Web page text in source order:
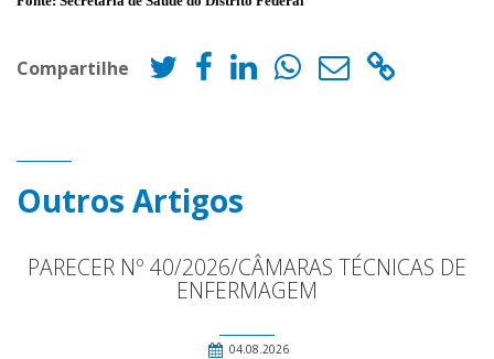
Compartilhe
Outros Artigos
PARECER Nº 40/2026/CÂMARAS TÉCNICAS DE
ENFERMAGEM
04.08.2026